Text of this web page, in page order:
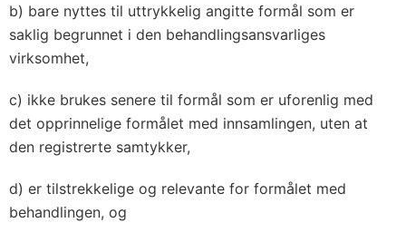
b) bare nyttes til uttrykkelig angitte formål som er
saklig begrunnet i den behandlingsansvarliges
virksomhet,
c) ikke brukes senere til formål som er uforenlig med
det opprinnelige formålet med innsamlingen, uten at
den registrerte samtykker,
d) er tilstrekkelige og relevante for formålet med
behandlingen, og